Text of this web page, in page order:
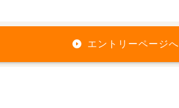
エントリーページへ